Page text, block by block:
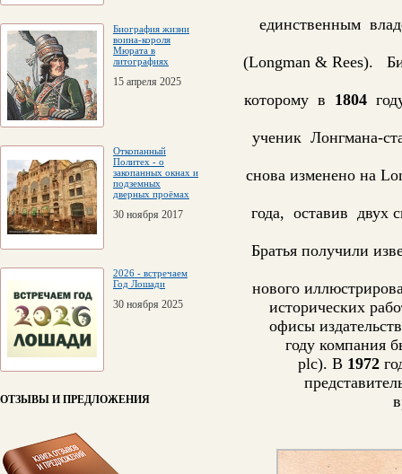
Биография жизни
воина-короля
Мюрата в
литографиях
15 апреля 2025
Откопанный
Политех - о
закопанных окнах и
подземных
дверных проёмах
30 ноября 2017
2026 - встречаем
Год Лошади
30 ноября 2025
ОТЗЫВЫ И ПРЕДЛОЖЕНИЯ
единственным
(Longman & Rees).
которому в 1804
ученик Лонгмана-
снова изменено на
года, оставив двух
Братья получили
нового
исторических
офисы
году компания
plc). В 1972